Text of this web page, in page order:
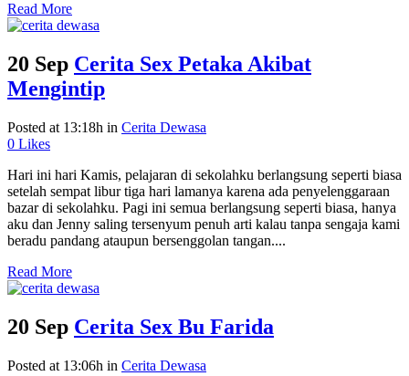
Read More
20 Sep Cerita Sex Petaka Akibat
Mengintip
Posted at 13:18h in Cerita Dewasa
0 Likes
Hari ini hari Kamis, pelajaran di sekolahku berlangsung seperti biasa
setelah sempat libur tiga hari lamanya karena ada penyelenggaraan
bazar di sekolahku. Pagi ini semua berlangsung seperti biasa, hanya
aku dan Jenny saling tersenyum penuh arti kalau tanpa sengaja kami
beradu pandang ataupun bersenggolan tangan....
Read More
20 Sep Cerita Sex Bu Farida
Posted at 13:06h in Cerita Dewasa